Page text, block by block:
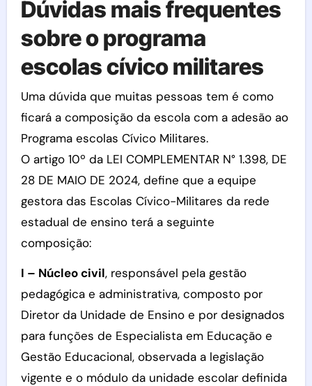
Dúvidas mais frequentes
sobre o programa
escolas cívico militares
Uma dúvida que muitas pessoas tem é como
ficará a composição da escola com a adesão ao
Programa escolas Cívico Militares.
O artigo 10º da LEI COMPLEMENTAR N° 1.398, DE
28 DE MAIO DE 2024, define que a equipe
gestora das Escolas Cívico-Militares da rede
estadual de ensino terá a seguinte
composição:
I – Núcleo civil, responsável pela gestão
pedagógica e administrativa, composto por
Diretor da Unidade de Ensino e por designados
para funções de Especialista em Educação e
Gestão Educacional, observada a legislação
vigente e o módulo da unidade escolar definida